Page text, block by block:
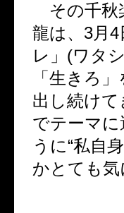
その千秋
龍は、 3月 4
レ」 (ワタ
「生きろ
出し続け
でテーマ
うに“私自身
かとても気